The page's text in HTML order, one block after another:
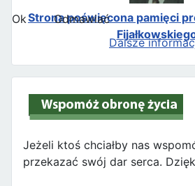
Strona poświęcona pamięci
Jeżeli ktoś chciałby nas
przekazać swój dar serca.
Ok
Odmawiać
Dalsze